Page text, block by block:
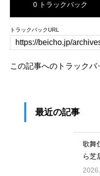
0 トラックバック
トラックバックURL
この記事へのトラックバ
最近の記事
歌舞
ら芝
を解